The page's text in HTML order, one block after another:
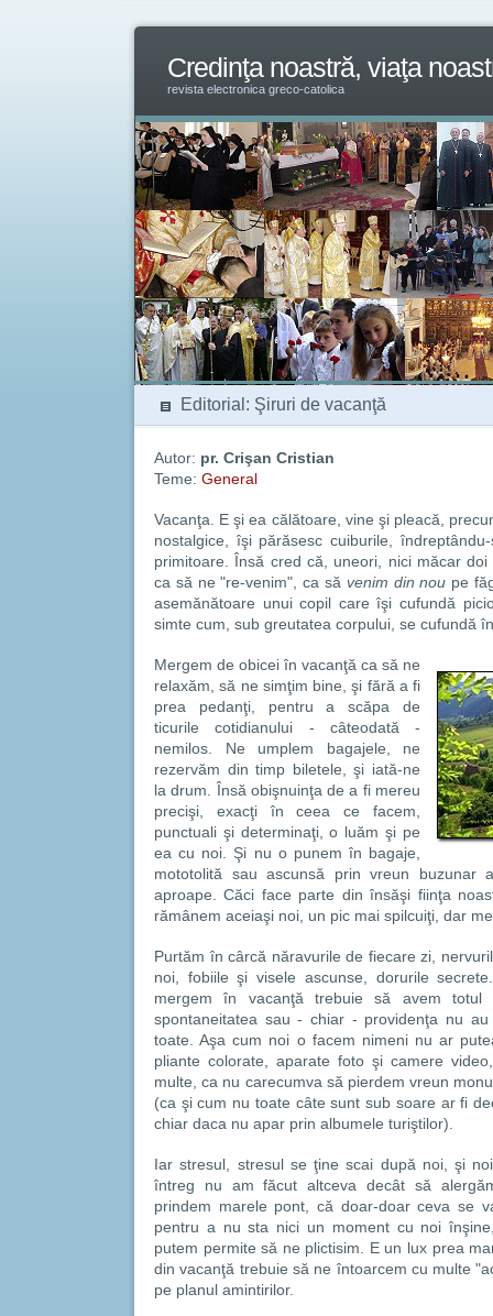
Credinţa noastră, viaţa
revista electronica greco-catolica
Editorial: Şiruri de vacanţă
Autor: pr. Crişan Cristian
Teme: General
Vacanţa. E şi ea călătoare, vine şi pleacă,
nostalgice, îşi părăsesc cuiburile,
primitoare. Însă cred că, uneori, nici măcar
ca să ne "re-venim", ca să venim din nou pe
asemănătoare unui copil care îşi cufundă
simte cum, sub greutatea corpului, se cufundă
Mergem de obicei în vacanţă ca să ne
relaxăm, să ne simţim bine, şi fără a fi
prea pedanţi, pentru a scăpa de
ticurile cotidianului - câteodată -
nemilos. Ne umplem bagajele, ne
rezervăm din timp biletele, şi iată-ne
la drum. Însă obişnuinţa de a fi mereu
precişi, exacţi în ceea ce facem,
punctuali şi determinaţi, o luăm şi pe
ea cu noi. Şi nu o punem în bagaje,
mototolită sau ascunsă prin vreun buzunar
aproape. Căci face parte din însăşi fiinţa
rămânem aceiaşi noi, un pic mai spilcuiţi, dar
Purtăm în cârcă năravurile de fiecare zi,
noi, fobiile şi visele ascunse, dorurile
mergem în vacanţă trebuie să avem totul
spontaneitatea sau - chiar - providenţa nu
toate. Aşa cum noi o facem nimeni nu ar
pliante colorate, aparate foto şi camere
multe, ca nu carecumva să pierdem vreun
(ca şi cum nu toate câte sunt sub soare ar fi
chiar daca nu apar prin albumele turiştilor).
Iar stresul, stresul se ţine scai după noi, şi
întreg nu am făcut altceva decât să
prindem marele pont, că doar-doar ceva se
pentru a nu sta nici un moment cu noi
putem permite să ne plictisim. E un lux prea
din vacanţă trebuie să ne întoarcem cu multe
pe planul amintirilor.